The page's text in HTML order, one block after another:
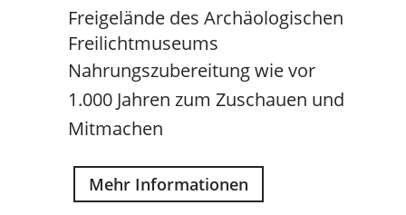
Freigelände des Archäologischen
Freilichtmuseums
Nahrungszubereitung wie vor
1.000 Jahren zum Zuschauen und
Mitmachen
Mehr Informationen